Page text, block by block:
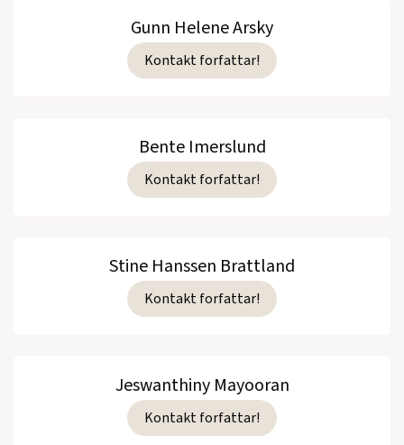
Gunn Helene Arsky
Kontakt forfattar!
Bente Imerslund
Kontakt forfattar!
Stine Hanssen Brattland
Kontakt forfattar!
Jeswanthiny Mayooran
Kontakt forfattar!